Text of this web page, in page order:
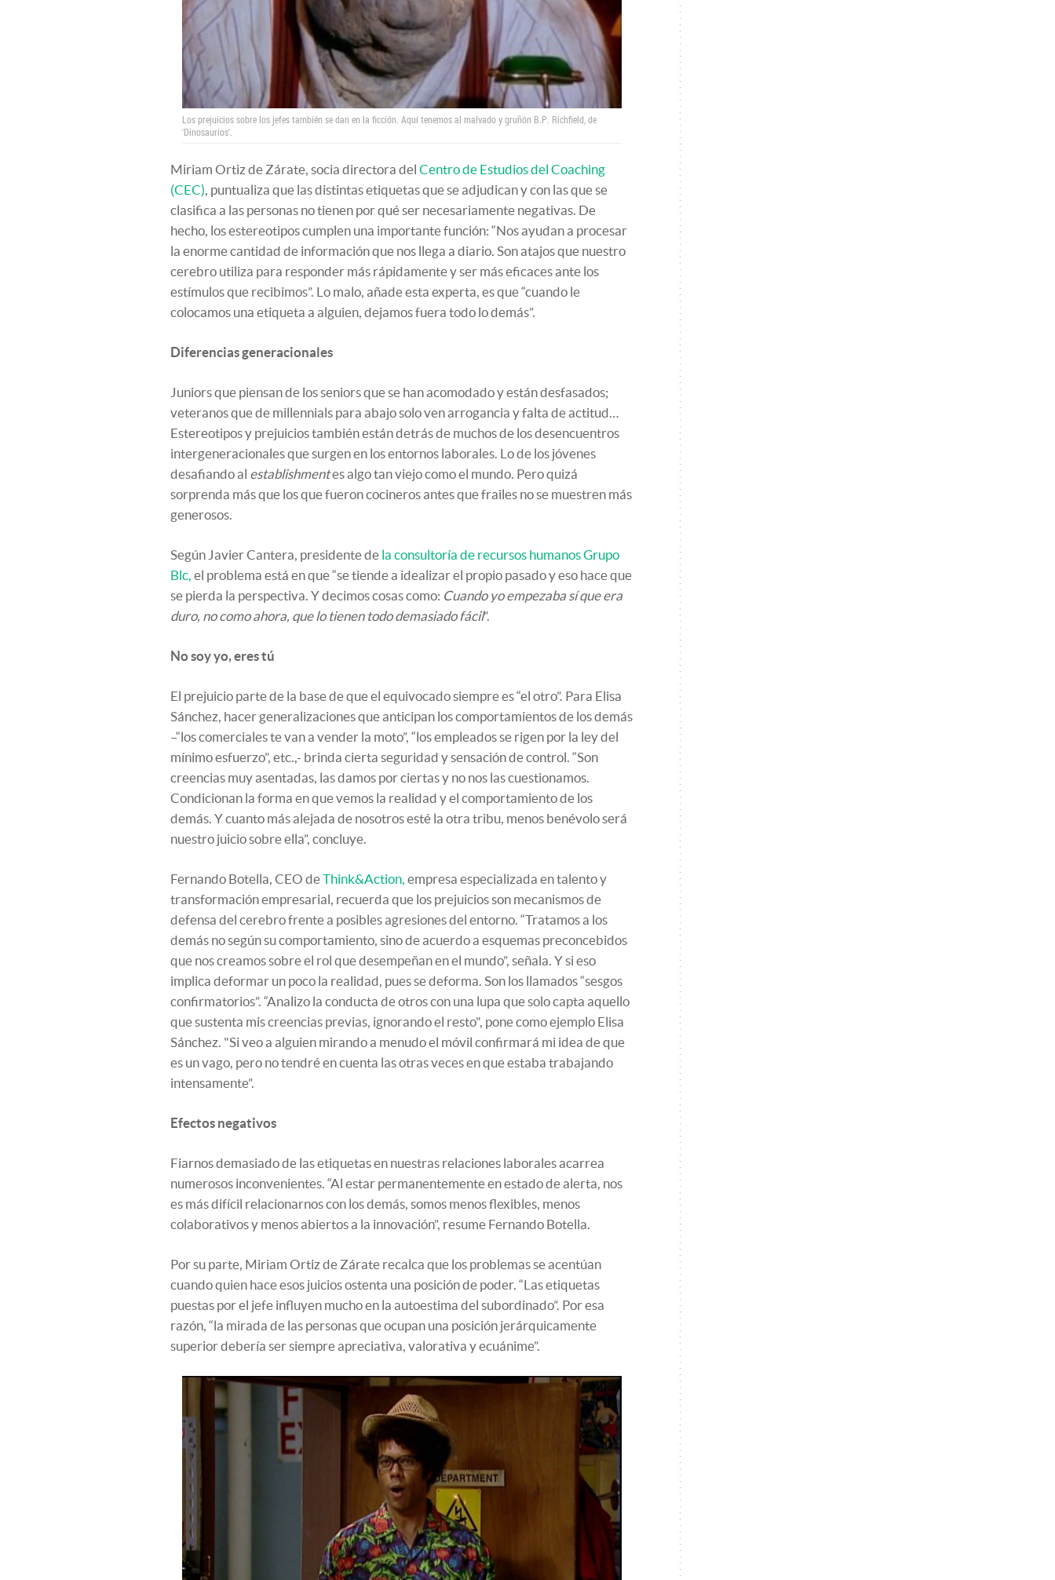
Los prejuicios sobre los jefes también se dan en la ficción. Aquí tenemos al malvado y gruñón B.P. Richfield, de
'Dinosaurios'.
Miriam Ortiz de Zárate, socia directora del Centro de Estudios del Coaching
(CEC), puntualiza que las distintas etiquetas que se adjudican y con las que se
clasifica a las personas no tienen por qué ser necesariamente negativas. De
hecho, los estereotipos cumplen una importante función: “Nos ayudan a procesar
la enorme cantidad de información que nos llega a diario. Son atajos que nuestro
cerebro utiliza para responder más rápidamente y ser más eficaces ante los
estímulos que recibimos”. Lo malo, añade esta experta, es que “cuando le
colocamos una etiqueta a alguien, dejamos fuera todo lo demás”.
Diferencias generacionales
Juniors que piensan de los seniors que se han acomodado y están desfasados;
veteranos que de millennials para abajo solo ven arrogancia y falta de actitud…
Estereotipos y prejuicios también están detrás de muchos de los desencuentros
intergeneracionales que surgen en los entornos laborales. Lo de los jóvenes
desafiando al establishmentes algo tan viejo como el mundo. Pero quizá
sorprenda más que los que fueron cocineros antes que frailes no se muestren más
generosos.
Según Javier Cantera, presidente de la consultoría de recursos humanos Grupo
Blc, el problema está en que “se tiende a idealizar el propio pasado y eso hace que
se pierda la perspectiva. Y decimos cosas como: Cuando yo empezaba sí que era
duro, no como ahora, que lo tienen todo demasiado fácil”.
No soy yo, eres tú
El prejuicio parte de la base de que el equivocado siempre es “el otro”. Para Elisa
Sánchez, hacer generalizaciones que anticipan los comportamientos de los demás
–“los comerciales te van a vender la moto”, “los empleados se rigen por la ley del
mínimo esfuerzo”, etc.,- brinda cierta seguridad y sensación de control. “Son
creencias muy asentadas, las damos por ciertas y no nos las cuestionamos.
Condicionan la forma en que vemos la realidad y el comportamiento de los
demás. Y cuanto más alejada de nosotros esté la otra tribu, menos benévolo será
nuestro juicio sobre ella”, concluye.
Fernando Botella, CEO deThink&Action, empresa especializada en talento y
transformación empresarial, recuerda que los prejuicios son mecanismos de
defensa del cerebro frente a posibles agresiones del entorno. “Tratamos a los
demás no según su comportamiento, sino de acuerdo a esquemas preconcebidos
que nos creamos sobre el rol que desempeñan en el mundo”, señala. Y si eso
implica deformar un poco la realidad, pues se deforma. Son los llamados “sesgos
confirmatorios”. “Analizo la conducta de otros con una lupa que solo capta aquello
que sustenta mis creencias previas, ignorando el resto", pone como ejemplo Elisa
Sánchez. "Si veo a alguien mirando a menudo el móvil confirmará mi idea de que
es un vago, pero no tendré en cuenta las otras veces en que estaba trabajando
intensamente”.
Efectos negativos
Fiarnos demasiado de las etiquetas en nuestras relaciones laborales acarrea
numerosos inconvenientes. “Al estar permanentemente en estado de alerta, nos
es más difícil relacionarnos con los demás, somos menos flexibles, menos
colaborativos y menos abiertos a la innovación”, resume Fernando Botella.
Por su parte, Miriam Ortiz de Zárate recalca que los problemas se acentúan
cuando quien hace esos juicios ostenta una posición de poder. “Las etiquetas
puestas por el jefe influyen mucho en la autoestima del subordinado”. Por esa
razón, “la mirada de las personas que ocupan una posición jerárquicamente
superior debería ser siempre apreciativa, valorativa y ecuánime”.